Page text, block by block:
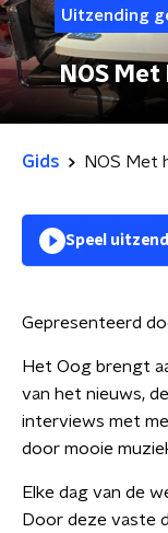
Uitzending
NOS
Gids NOS Met
Speel
Gepresenteerd
Het Oog brengt
van het nieuws,
interviews met
door mooie
Elke dag van de
Door deze vaste